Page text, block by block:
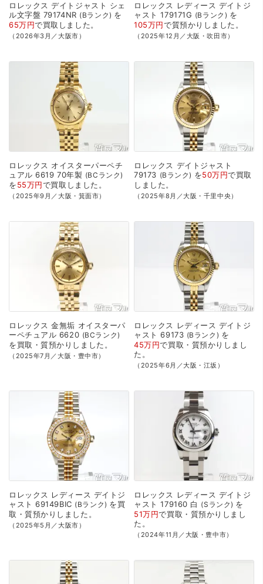
ロレックス デイトジャスト シェ
ル文字盤 79174NR Bランク を
65万円で買取 しました。
（2026年3月／大阪市）
ロレックス レディース デイトジ
ャスト 179171G Bランク
を
105万円で質預かり しました。
（2025年12月／大阪・吹田市）
ロレックス オイスターパーペチ
ュアル 6619 70年製 BCランク
を55万円で買取 しました。
（2025年9月／大阪・箕面市）
ロレックス デイトジャスト
79173
Bランク を50万円で買取
しました。
（2025年8月／大阪・千里中央）
ロレックス 金無垢 オイスターパ
ーペチュアル 6620 BCランク
を買取・質預かり しました。
（2025年7月／大阪・豊中市）
ロレックス レディース デイトジ
ャスト 69173 Bランク
を
45万円で買取・質預かり しまし
た。
（2025年6月／大阪・江坂）
ロレックス レディース デイトジ
ャスト 69149BIC Bランク を買
取・質預かり しました。
（2025年5月／大阪市）
ロレックス レディース デイトジ
ャスト 179160 白 Sランク を
51万円で買取・質預かり しまし
た。
（2024年11月／大阪・豊中市）